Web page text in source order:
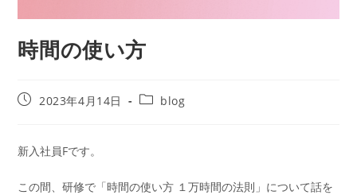
時間の使い方
2023年4月14日 blog
新入社員Fです。
この間、研修で「時間の使い方 １万時間の法則」について話を